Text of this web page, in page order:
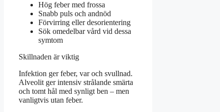
Hög feber med frossa
Snabb puls och andnöd
Förvirring eller desorientering
Sök omedelbar vård vid dessa
symtom
Skillnaden är viktig
Infektion ger feber, var och svullnad.
Alveolit ger intensiv strålande smärta
och tomt hål med synligt ben – men
vanligtvis utan feber.